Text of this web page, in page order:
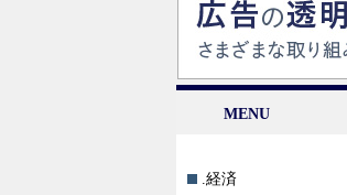
MENU
.経済